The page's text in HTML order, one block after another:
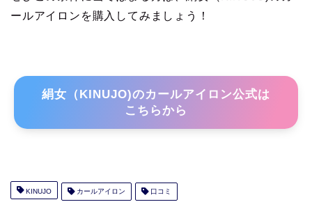
ールアイロンを購入してみましょう！
絹女（KINUJO)のカールアイロン公式は
こちらから
KINUJO カールアイロン 口コミ